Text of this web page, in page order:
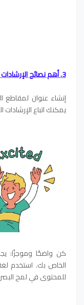
3. أهم نصائح الإرشادات للحصول عنوان جذابًا وقابل للبحث
إنشاء عنوان لمقاطع
يمكنك اتباع الإرشادات
كن واضحًا وموجزًا:
الخاص بك. استخدم
للمحتوى في لمح